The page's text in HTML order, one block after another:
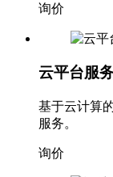
询价
云平台服
基于云计算
服务。
询价